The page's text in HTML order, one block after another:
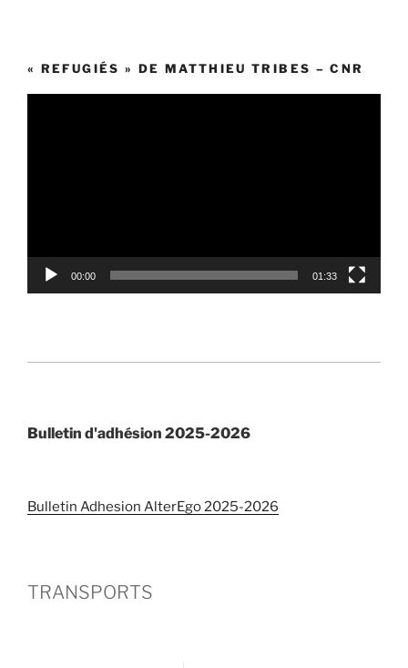
« REFUGIÉS » DE MATTHIEU TRIBES – CNR
00:00 01:33
Bulletin d'adhésion 2025-2026
Bulletin Adhesion AlterEgo 2025-2026
TRANSPORTS